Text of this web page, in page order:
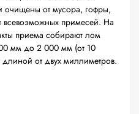
очищены от мусора, гофры,
всевозможных примесей. На
приема собирают лом
мм до 2 000 мм (от 10
длиной от двух миллиметров.